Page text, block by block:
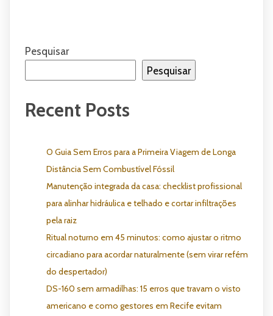
Pesquisar
Pesquisar
Recent Posts
O Guia Sem Erros para a Primeira Viagem de Longa
Distância Sem Combustível Fóssil
Manutenção integrada da casa: checklist profissional
para alinhar hidráulica e telhado e cortar infiltrações
pela raiz
Ritual noturno em 45 minutos: como ajustar o ritmo
circadiano para acordar naturalmente (sem virar refém
do despertador)
DS-160 sem armadilhas: 15 erros que travam o visto
americano e como gestores em Recife evitam